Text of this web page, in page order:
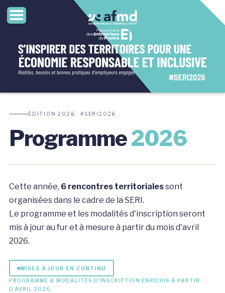
ÉDITION 2026 · #SERI2026
Programme2026
Cette année, 6 rencontres territorialessont
organisées dans le cadre de la SERI.
Le programme et les modalités d'inscription seront
mis à jour au fur et à mesure à partir du mois d'avril
2026.
MISES À JOUR EN CONTINU
PROGRAMME & MODALITÉS D'INSCRIPTION ENRICHIS À PARTIR
D'AVRIL 2026.